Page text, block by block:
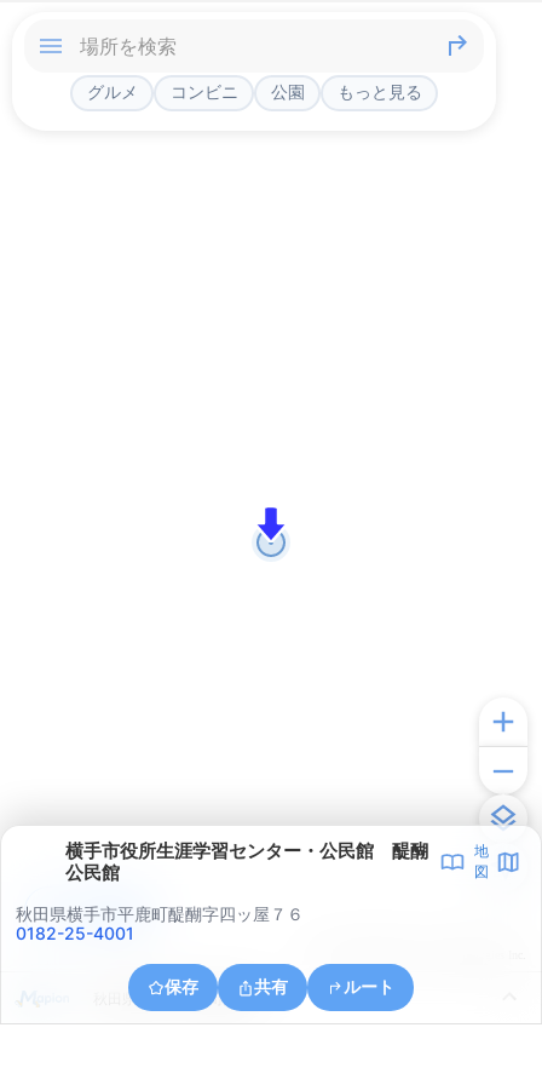
グルメ コンビニ 公園 もっと見る
横手市役所生涯学習センター・公民館 醍醐
公民館
地
図
秋田県横手市平鹿町醍醐字四ッ屋７６
0182-25-4001
保存 共有 ルート
秋田県横手市平鹿町醍醐
アプリで見る